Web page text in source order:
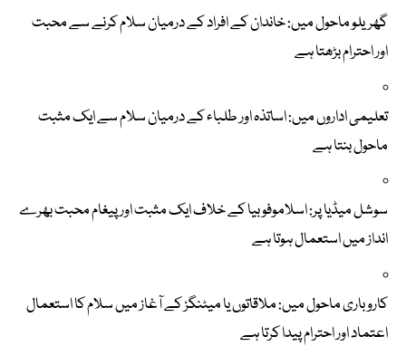
گھریلو ماحول میں: خاندان کے افراد کے درمیان سلام کرنے سے محبت
اور احترام بڑھتا ہے
تعلیمی اداروں میں: اساتذہ اور طلباء کے درمیان سلام سے ایک مثبت
ماحول بنتا ہے
سوشل میڈیا پر: اسلاموفوبیا کے خلاف ایک مثبت اور پیغام محبت بھرے
انداز میں استعمال ہوتا ہے
کاروباری ماحول میں: ملاقاتوں یا میٹنگز کے آغاز میں سلام کا استعمال
اعتماد اور احترام پیدا کرتا ہے